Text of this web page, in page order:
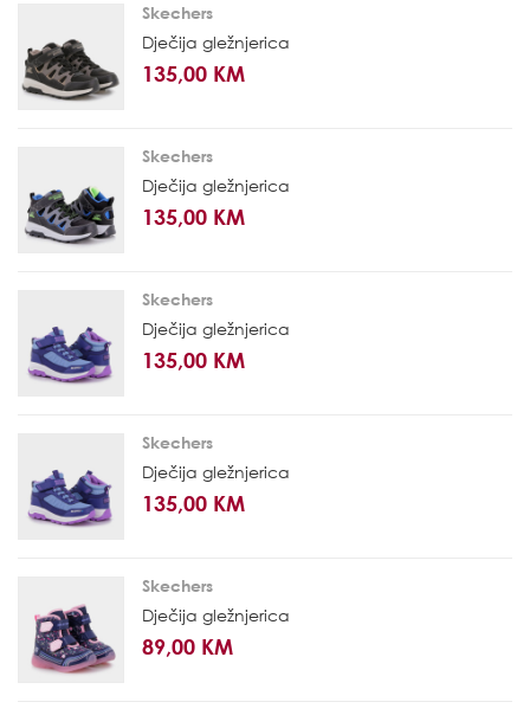
Skechers
Dječija gležnjerica
135,00 KM
Skechers
Dječija gležnjerica
135,00 KM
Skechers
Dječija gležnjerica
135,00 KM
Skechers
Dječija gležnjerica
135,00 KM
Skechers
Dječija gležnjerica
89,00 KM